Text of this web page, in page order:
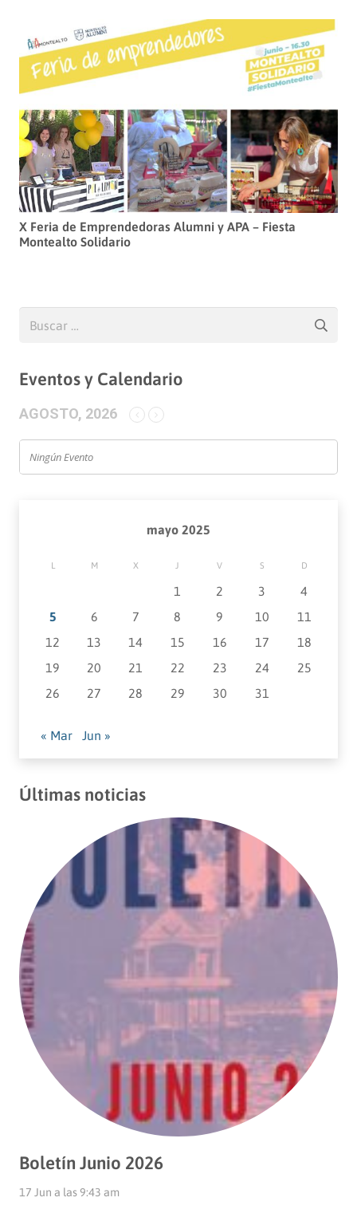
X Feria de Emprendedoras Alumni y APA – Fiesta
Montealto Solidario
Eventos y Calendario
AGOSTO, 2026
Ningún Evento
mayo 2025
L M X J V S D
1 2 3
4
5
6 7 8 9 10
11
12
13 14 15 16 17
18
19
20 21 22 23 24
25
26
27 28 29 30 31
« Mar Jun »
Últimas noticias
Boletín Junio 2026
17 Jun a las 9:43 am